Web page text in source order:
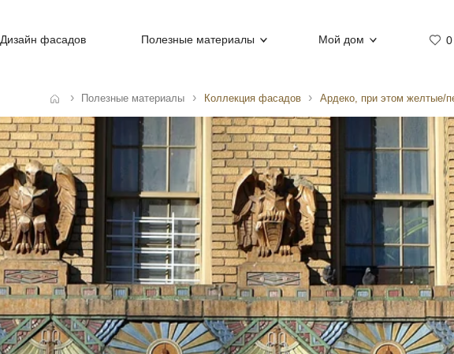
Дизайн фасадов Полезные материалы Мой дом 0
Полезные материалы Коллекция фасадов Ардеко, при этом желтые/